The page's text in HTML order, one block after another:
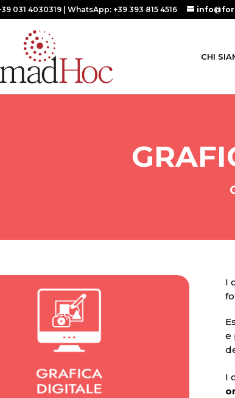
031 4030319 | WhatsApp: +39 393 815 4516
CHI
I
e
I